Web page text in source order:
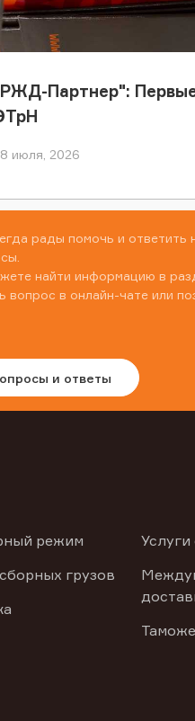
Партнер":
июля, 2026
рады помочь и ответить
найти информацию в
вопрос в онлайн-чате или
и ответы
режим
грузов